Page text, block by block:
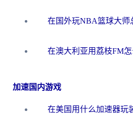
加速国内游戏